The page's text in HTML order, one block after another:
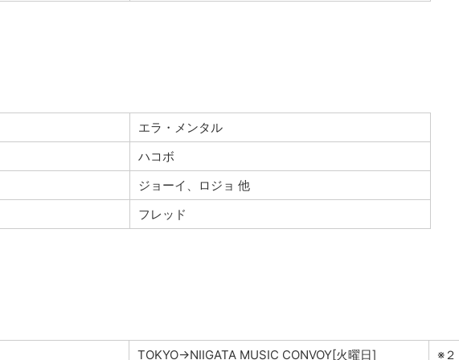
エラ・メンタル
ハコボ
ジョーイ、ロジョ 他
フレッド
TOKYO→NIIGATA MUSIC CONVOY[火曜日] ※